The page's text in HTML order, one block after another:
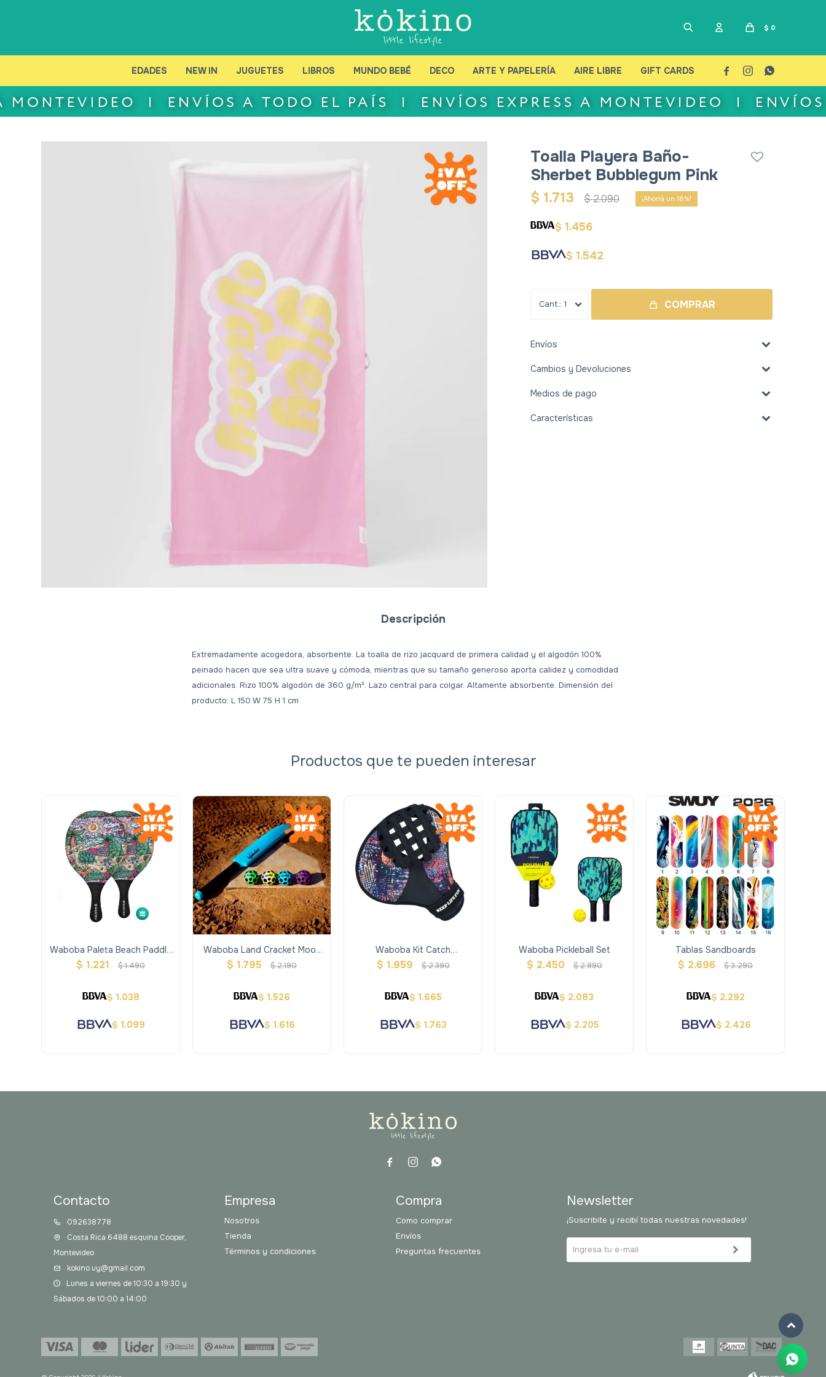
EDADES NEW IN JUGUETES LIBROS MUNDO BEBÉ DECO ARTE Y PAPELERÍA AIRE LIBRE GIFT CARDS
$ 0
  
Toalla Playera Baño-
Sherbet Bubblegum Pink
$ 1.713 $2.090 18
$ 1.456
$ 1.542
1 COMPRAR
Envíos
Cambios y Devoluciones
Medios de pago
Características
Descripción
Extremadamente acogedora, absorbente. La toalla de rizo jacquard de primera calidad y el algodón 100%
peinado hacen que sea ultra suave y cómoda, mientras que su tamaño generoso aporta calidez y comodidad
adicionales. Rizo 100% algodón de 360 g/m². Lazo central para colgar. Altamente absorbente. Dimensión del
producto: L 150 W 75 H 1 cm
Productos que te pueden interesar
Waboba Paleta Beach Paddle
Set Tropical
$ 1.221 $1.490
$ 1.038
$ 1.099
Waboba Land Cracket Moon
Ball
$ 1.795 $2.190
$ 1.526
$ 1.616
Waboba Kit Catch
Ambidextroux
$ 1.959 $2.390
$ 1.665
$ 1.763
Waboba Pickleball Set
$ 2.450 $2.990
$ 2.083
$ 2.205
Tablas Sandboards
$ 2.696 $3.290
$ 2.292
$ 2.426
  
Contacto
092638778
Costa Rica 6488 esquina Cooper,
Montevideo
kokino.uy@gmail.com
Lunes a viernes de 10:30 a 19:30 y
Sábados de 10:00 a 14:00
Empresa
Nosotros
Tienda
Términos y condiciones
Compra
Como comprar
Envíos
Preguntas frecuentes
Newsletter
¡Suscribite y recibí todas nuestras novedades!